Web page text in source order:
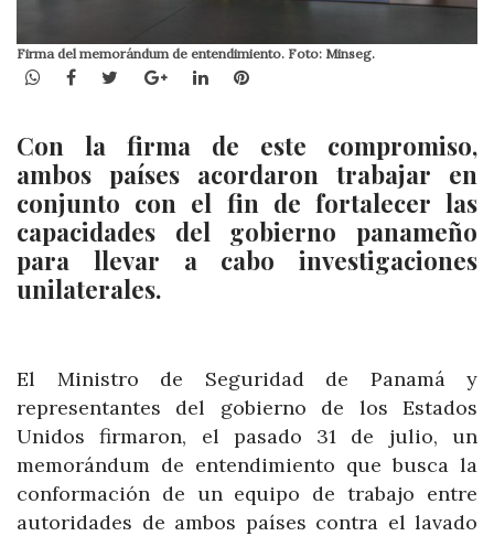
Firma del memorándum de entendimiento. Foto: Minseg.
WhatsApp
Facebook
TwitterGoogle+LinkedInPinterest
Con la firma de este compromiso,
ambos países acordaron trabajar en
conjunto con el fin de fortalecer las
capacidades del gobierno panameño
para llevar a cabo investigaciones
unilaterales.
El Ministro de Seguridad de Panamá y
representantes del gobierno de los Estados
Unidos firmaron, el pasado 31 de julio, un
memorándum de entendimiento que busca la
conformación de un equipo de trabajo entre
autoridades de ambos países contra el lavado